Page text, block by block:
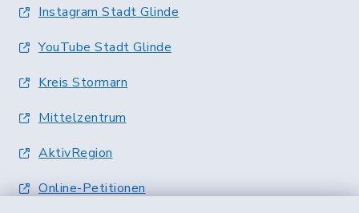
Instagram Stadt Glinde
YouTube Stadt Glinde
Kreis Stormarn
Mittelzentrum
AktivRegion
Online-Petitionen